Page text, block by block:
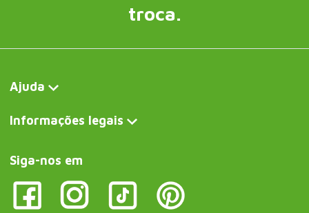
troca.
Ajuda
Informações legais
Siga-nos em